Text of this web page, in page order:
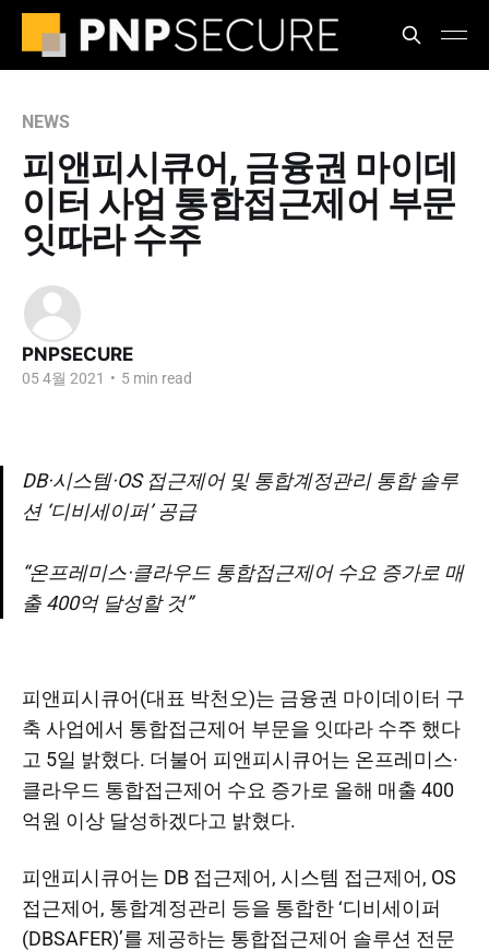
NEWS
피앤피시큐어, 금융권 마이데
이터 사업 통합접근제어 부문
잇따라 수주
PNPSECURE
05 4월 2021 • 5 min read
DB·시스템·OS 접근제어 및 통합계정관리 통합 솔루
션 ‘디비세이퍼’ 공급
“온프레미스·클라우드 통합접근제어 수요 증가로 매
출 400억 달성할 것”
피앤피시큐어(대표 박천오)는 금융권 마이데이터 구
축 사업에서 통합접근제어 부문을 잇따라 수주 했다
고 5일 밝혔다. 더불어 피앤피시큐어는 온프레미스·
클라우드 통합접근제어 수요 증가로 올해 매출 400
억원 이상 달성하겠다고 밝혔다.​
피앤피시큐어는 DB 접근제어, 시스템 접근제어, OS
접근제어, 통합계정관리 등을 통합한 ‘디비세이퍼
(DBSAFER)’를 제공하는 통합접근제어 솔루션 전문